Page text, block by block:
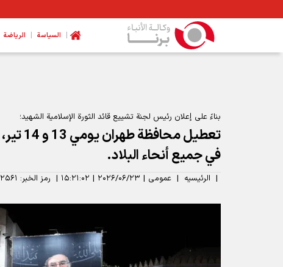
| السیاسة | الرياضة
بناءً على إعلان رئيس لجنة تشييع قائد الثورة الإسلامية الشهيد؛
في جميع أنحاء البلاد.
| الرئیسیه | عمومی | ۲۰۲۶/۰۶/۲۳ | ۱۵:۲۱:۰۲ | رمز الخبر: ۲۵۶۱